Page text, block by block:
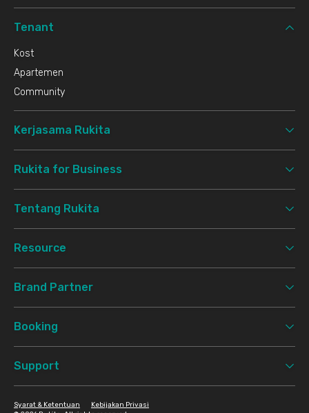
Tenant
Kost
Apartemen
Community
Kerjasama Rukita
Rukita for Business
Tentang Rukita
Resource
Brand Partner
Booking
Support
Syarat & Ketentuan Kebijakan Privasi